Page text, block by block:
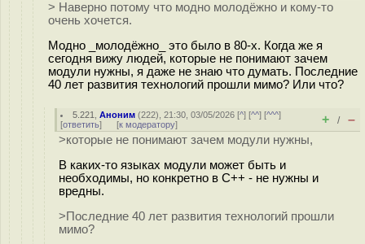
> Наверно потому что модно молодёжно и кому-то
очень хочется.
Модно _молодёжно_ это было в 80-х. Когда же я
сегодня вижу людей, которые не понимают зачем
модули нужны, я даже не знаю что думать. Последние
40 лет развития технологий прошли мимо? Или что?
5.221 ,Аноним (222), 21:30, 03/05/2026 [^] [^^] [^^^]
[ответить] [к модератору] + / –
>которые не понимают зачем модули нужны,
В каких-то языках модули может быть и
необходимы, но конкретно в C++ - не нужны и
вредны.
>Последние 40 лет развития технологий прошли
мимо?